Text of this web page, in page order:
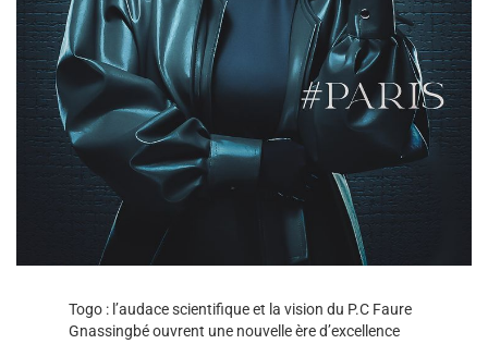
Togo : l’audace scientifique et la vision du P.C Faure
Gnassingbé ouvrent une nouvelle ère d’excellence